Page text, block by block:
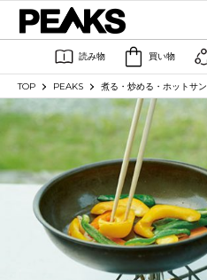
読み物 買い物
TOP PEAKS 煮る・炒める・ホットサ